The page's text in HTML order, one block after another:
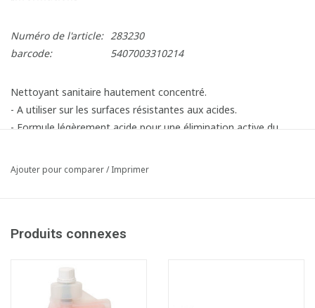
Numéro de l'article: 283230
barcode:
5407003310214
Nettoyant sanitaire hautement concentré.
- A utiliser sur les surfaces résistantes aux acides.
- Formule légèrement acide pour une élimination active du
- Pour des installations sanitaires d'une propreté étincelante.
Ajouter pour comparer/Imprimer
Produits connexes